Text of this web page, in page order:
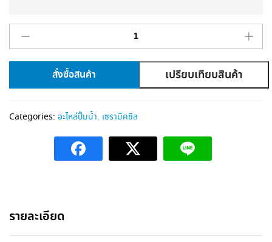
สั่งซื้อสินค้า เปรียบเทียบสินค้า
t
v
Categories: อะไหล่ปั๊มน้ำ, เซรามิคซีล
รายละเอียด